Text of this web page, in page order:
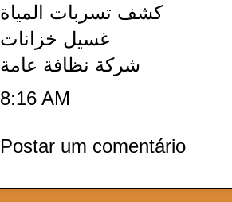
كشف تسربات المياة
غسيل خزانات
شركة نظافة عامة
8:16 AM
Postar um comentário